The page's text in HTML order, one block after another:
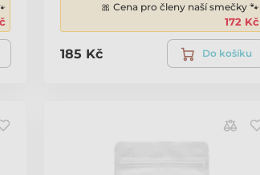
🎀 Cena pro členy naší smečky 🐾
172 Kč
185 Kč Do košíku